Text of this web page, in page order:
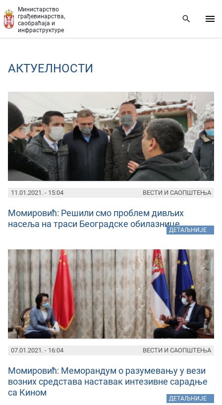
Министарство
грађевинарства,
саобраћаја и
инфраструктуре
AКТУЕЛНОСТИ
11.01.2021. - 15:04
Момировић: Решили смо проблем дивљих
насеља на траси Београдске обилазнице
ДЕТАЉНИЈЕ
ВЕСТИ И САОПШТЕЊА
07.01.2021. - 16:04
Момировић: Меморандум о разумевању у вези
возних средстава наставак интезивне сарадње
са Кином
ДЕТАЉНИЈЕ
ВЕСТИ И САОПШТЕЊА
PAGES